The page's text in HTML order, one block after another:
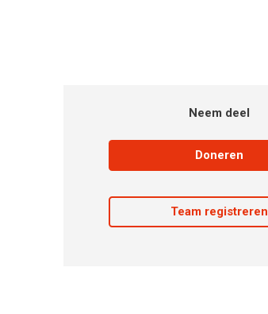
Neem deel
Doneren
Team registreren